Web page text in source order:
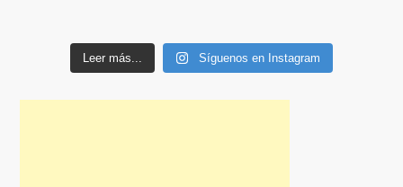
Leer más... Síguenos en Instagram